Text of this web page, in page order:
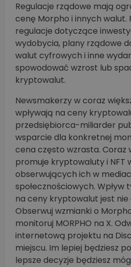
Regulacje rządowe mają
cenę Morpho i innych
regulacje dotyczące
wydobycia, plany rządowe
walut cyfrowych i inne
spowodować wzrost lub
kryptowalut.
Newsmakerzy w coraz
wpływają na ceny
przedsiębiorca-miliarder
wsparcie dla konkretnej
cena często wzrasta.
promuje kryptowaluty i NFT
obserwujących ich w
społecznościowych.
na ceny kryptowalut jest nie
Obserwuj wzmianki o
monitoruj MORPHO na X.
internetową projektu na
miejscu. Im lepiej będziesz
lepsze decyzje będziesz